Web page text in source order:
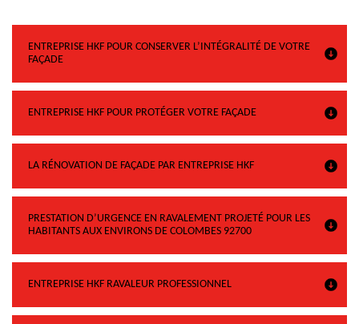
ENTREPRISE HKF POUR CONSERVER L’INTÉGRALITÉ DE VOTRE
FAÇADE
ENTREPRISE HKF POUR PROTÉGER VOTRE FAÇADE
LA RÉNOVATION DE FAÇADE PAR ENTREPRISE HKF
PRESTATION D’URGENCE EN RAVALEMENT PROJETÉ POUR LES
HABITANTS AUX ENVIRONS DE COLOMBES 92700
ENTREPRISE HKF RAVALEUR PROFESSIONNEL